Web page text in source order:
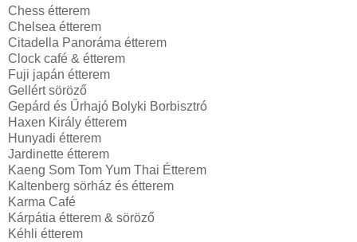
Chess étterem
Chelsea étterem
Citadella Panoráma étterem
Clock café & étterem
Fuji japán étterem
Gellért söröző
Gepárd és Űrhajó Bolyki Borbisztró
Haxen Király étterem
Hunyadi étterem
Jardinette étterem
Kaeng Som Tom Yum Thai Étterem
Kaltenberg sörház és étterem
Karma Café
Kárpátia étterem & söröző
Kéhli étterem